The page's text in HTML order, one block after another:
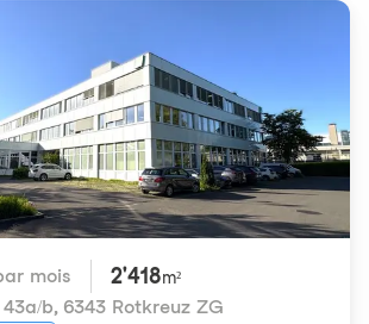
mois 2'418m²
b, 6343 Rotkreuz ZG